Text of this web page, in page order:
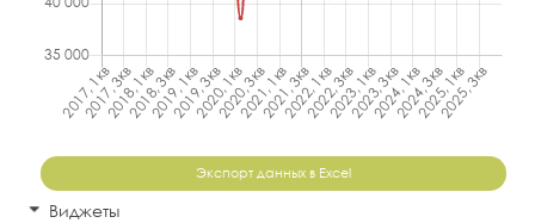
Экспорт данных в Excel
Виджеты